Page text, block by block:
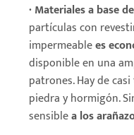
· Materiales a base
partículas con
impermeablees
disponible en una
patrones. Hay de
piedra y hormigón.
sensiblea los